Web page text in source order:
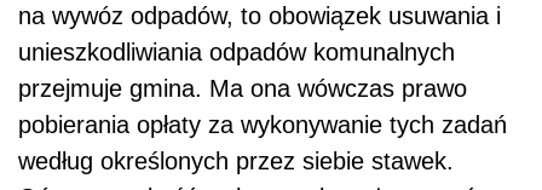
na wywóz odpadów, to obowiązek usuwania i
unieszkodliwiania odpadów komunalnych
przejmuje gmina. Ma ona wówczas prawo
pobierania opłaty za wykonywanie tych zadań
według określonych przez siebie stawek.